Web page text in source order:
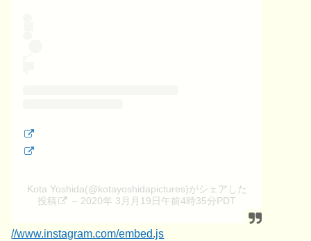
Kota Yoshida(@kotayoshidapictures)がシェアした
投稿
– 2020年 3月月19日午前4時35分PDT
//www.instagram.com/embed.js